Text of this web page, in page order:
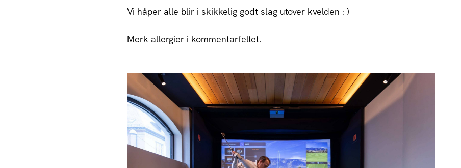
Vi håper alle blir i skikkelig godt slag utover kvelden :-)
Merk allergier i kommentarfeltet.